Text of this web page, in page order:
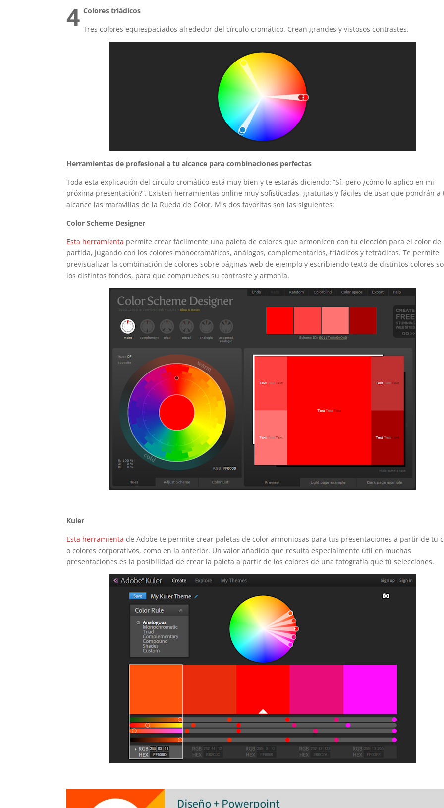
4 Colores triádicos
Tres colores equiespaciados alrededor del círculo cromático. Crean grandes y vistosos contrastes.
Herramientas de profesional a tu alcance para combinaciones perfectas
Toda esta explicación del círculo cromático está muy bien y te estarás diciendo: “Sí, pero ¿cómo lo aplico en mi
próxima presentación?”. Existen herramientas online muy sofisticadas, gratuitas y fáciles de usar que pondrán a
alcance las maravillas de la Rueda de Color. Mis dos favoritas son las siguientes:
Color Scheme Designer
Esta herramienta permite crear fácilmente una paleta de colores que armonicen con tu elección para el color de
partida, jugando con los colores monocromáticos, análogos, complementarios, triádicos y tetrádicos. Te permite
previsualizar la combinación de colores sobre páginas web de ejemplo y escribiendo texto de distintos colores
los distintos fondos, para que compruebes su contraste y armonía.
Kuler
Esta herramienta de Adobe te permite crear paletas de color armoniosas para tus presentaciones a partir de tu
o colores corporativos, como en la anterior. Un valor añadido que resulta especialmente útil en muchas
presentaciones es la posibilidad de crear la paleta a partir de los colores de una fotografía que tú selecciones.